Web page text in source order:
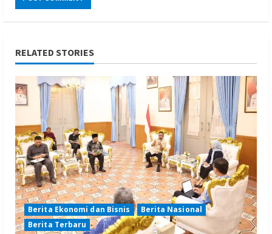
RELATED STORIES
Berita Ekonomi dan Bisnis
Berita Nasional
Berita Terbaru